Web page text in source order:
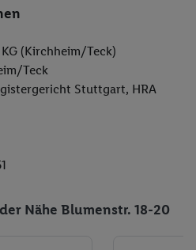
(Kirchheim/Teck)
Teck
Stuttgart, HRA
Nähe Blumenstr. 18-20